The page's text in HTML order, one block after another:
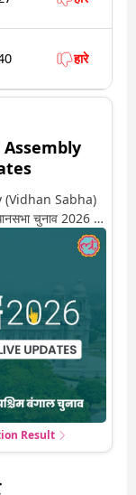
हारे
Sabha)
चुनाव 2026 की
पूर्व सीट पर
ही पाइए इस सीट
Result